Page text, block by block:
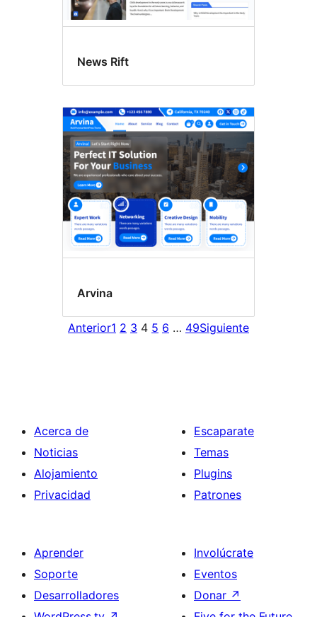
News Rift
Arvina
Anterior1 2 3 4 5 6 … 49Siguiente
Acerca de
Noticias
Alojamiento
Privacidad
Escaparate
Temas
Plugins
Patrones
Aprender
Soporte
Desarrolladores
Involúcrate
Eventos
Donar ↗